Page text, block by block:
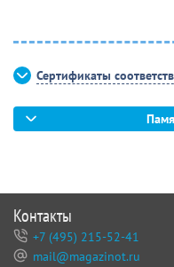
Сертификаты
Контакты
+7 (495) 215-52-41
mail@magazinot.ru